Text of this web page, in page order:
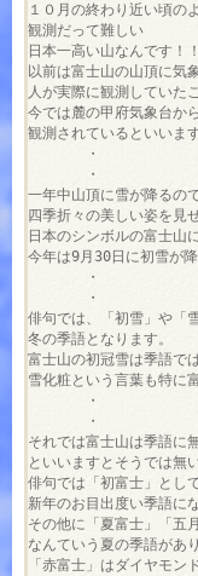
１０月の終わり近い頃の
観測だって難しい
日本一高い山なんです！
以前は富士山の山頂に気
人が実際に観測していた
今では麓の甲府気象台から
観測されているといいます
・
・
一年中山頂に雪が降るの
四季折々の美しい姿を見
日本のシンボルの富士山
今年は9月30日に初雪が降
・
・
俳句では、「初雪」や「
冬の季語となります。
富士山の初冠雪は季語で
雪化粧という言葉も特に
・
・
それでは富士山は季語に
といいますとそうでは無
俳句では「初富士」とし
新年のお目出度い季語に
その他に「夏富士」「五
なんていう夏の季語があ
「赤富士」はダイヤモン